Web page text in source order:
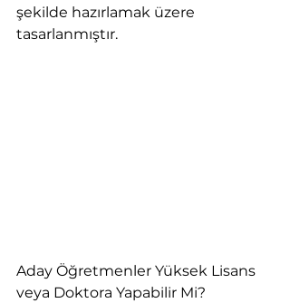
şekilde hazırlamak üzere
tasarlanmıştır.
Aday Öğretmenler Yüksek Lisans
veya Doktora Yapabilir Mi?